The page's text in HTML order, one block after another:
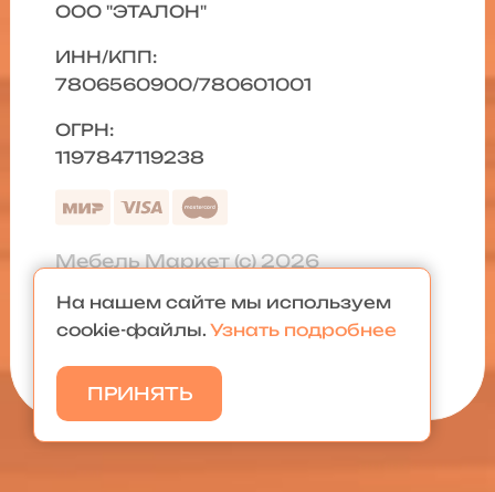
ООО "ЭТАЛОН"
ИНН/КПП:
7806560900/780601001
ОГРН:
1197847119238
Мебель Маркет (с) 2026
Политика конфиденциальности
Карта сайта
На нашем сайте мы используем
cookie-файлы. Узнать подробнее
ПРИНЯТЬ